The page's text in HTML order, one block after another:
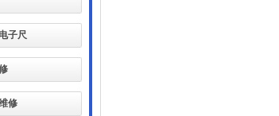
子尺
修